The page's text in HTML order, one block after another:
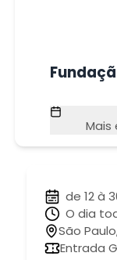
de 12 à
O dia
São
Entrada